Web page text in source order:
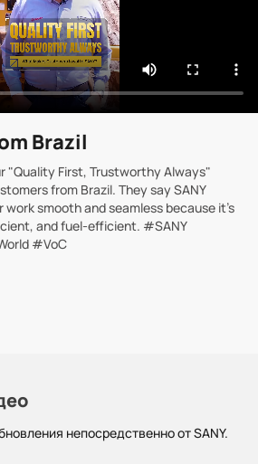
Brazil
"Quality First, Trustworthy Always"
from Brazil. They say SANY
smooth and seamless because it's
and fuel-efficient. #SANY
#VoC
непосредственно от SANY.